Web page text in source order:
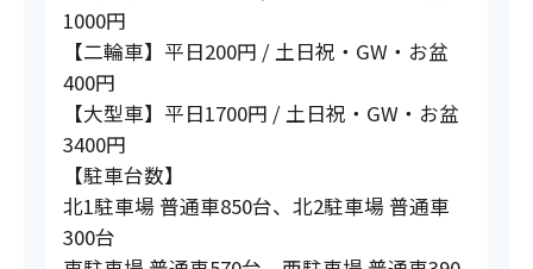
1000円
【二輪車】平日200円 / 土日祝・GW・お盆
400円
【大型車】平日1700円 / 土日祝・GW・お盆
3400円
【駐車台数】
北1駐車場 普通車850台、北2駐車場 普通車
300台